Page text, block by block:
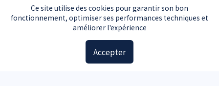
Ce site utilise des cookies pour garantir son bon
fonctionnement, optimiser ses performances techniques et
améliorer l'expérience
Accepter
Prix carte grise
Tarifs carte grise par région
Tarifs carte grise par véhicule